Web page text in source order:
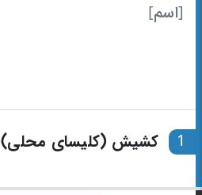
[اسم]
1 کشیش (کلیسای محلی)